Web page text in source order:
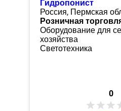
Гидропонист
Россия, Пермская
Розничная
Оборудование для
хозяйства
Светотехника
0